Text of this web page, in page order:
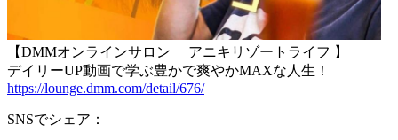
【DMMオンラインサロン アニキリゾートライフ 】
デイリーUP動画で学ぶ豊かで爽やかMAXな人生！
https://lounge.dmm.com/detail/676/
SNSでシェア：